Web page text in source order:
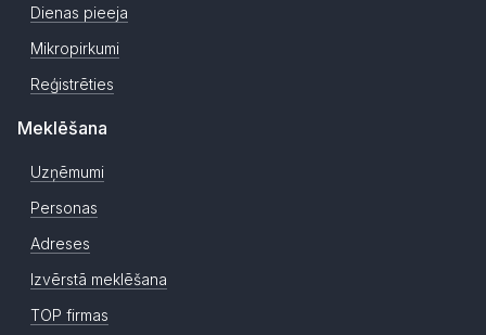
Dienas pieeja
Mikropirkumi
Reģistrēties
Meklēšana
Uzņēmumi
Personas
Adreses
Izvērstā meklēšana
TOP firmas